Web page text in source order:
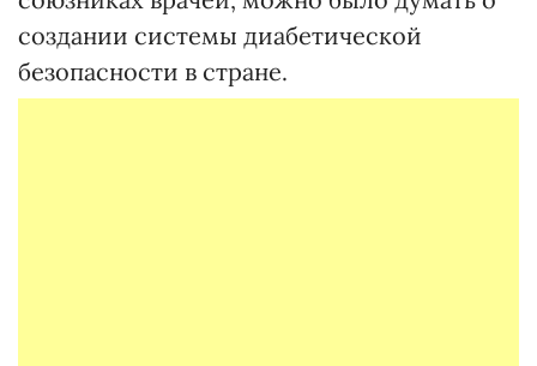
создании системы диабетической
безопасности в стране.